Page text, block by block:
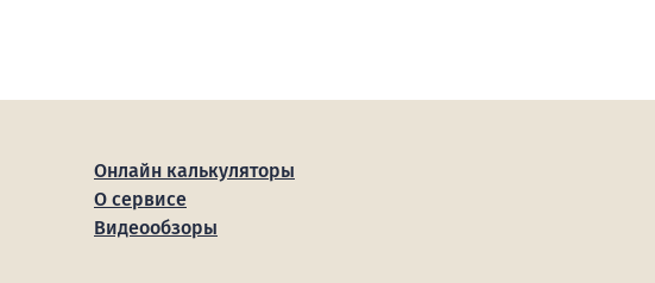
Онлайн калькуляторы
О сервисе
Видеообзоры